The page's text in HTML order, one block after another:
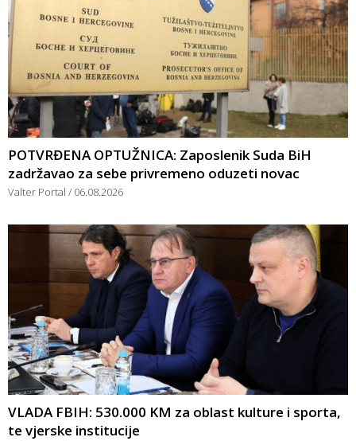
POTVRĐENA OPTUŽNICA: Zaposlenik Suda BiH
zadržavao za sebe privremeno oduzeti novac
Valter Portal 06.08.2026
VLADA FBIH: 530.000 KM za oblast kulture i sporta,
te vjerske institucije